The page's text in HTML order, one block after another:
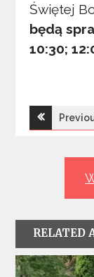
Świętej
będą
10:30;
RELATED